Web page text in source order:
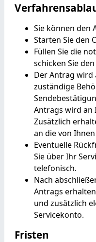
Sie können den
Starten Sie den
Füllen Sie die
schicken Sie
Der Antrag wird
zuständige
Antrags wird an
Zusätzlich
an die von
Eventuelle
Sie über Ihr
telefonisch.
Nach
Antrags
und zusätzlich
Servicekonto.
Fristen